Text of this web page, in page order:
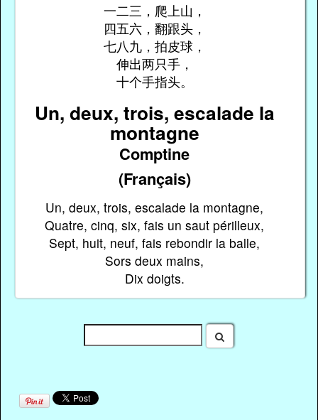
一二三，爬上山，
四五六，翻跟头，
七八九，拍皮球，
伸出两只手，
十个手指头。
Un, deux, trois, escalade la
montagne
Comptine
(Français)
Un, deux, trois, escalade la montagne,
Quatre, cinq, six, fais un saut périlleux,
Sept, huit, neuf, fais rebondir la balle,
Sors deux mains,
Dix doigts.